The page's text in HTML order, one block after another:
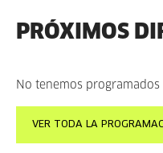
PRÓXIMOS
No tenemos
VER TODA LA